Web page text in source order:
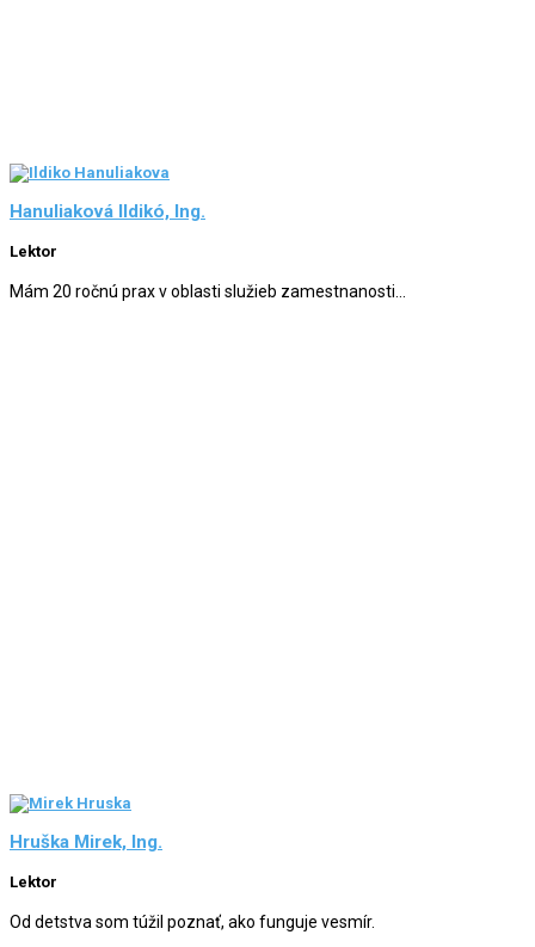
Hanuliaková Ildikó, Ing.
Lektor
Mám 20 ročnú prax v oblasti služieb zamestnanosti...
Hruška Mirek, Ing.
Lektor
Od detstva som túžil poznať, ako funguje vesmír.